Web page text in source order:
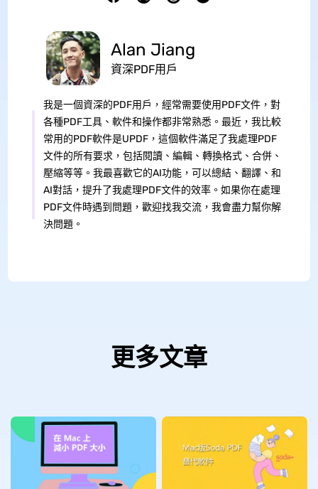
Alan Jiang
資深PDF用戶
我是一個資深的PDF用戶，經常需要使用PDF文件，對
各種PDF工具、軟件和操作都非常熟悉。最近，我比較
常用的PDF軟件是UPDF，這個軟件滿足了我處理PDF
文件的所有要求，包括閱讀、編輯、轉換格式、合併、
壓縮等等。我最喜歡它的AI功能，可以總結、翻譯、和
AI對話，提升了我處理PDF文件的效率。如果你在處理
PDF文件時遇到問題，歡迎找我交流，我會盡力幫你解
決問題。
更多文章